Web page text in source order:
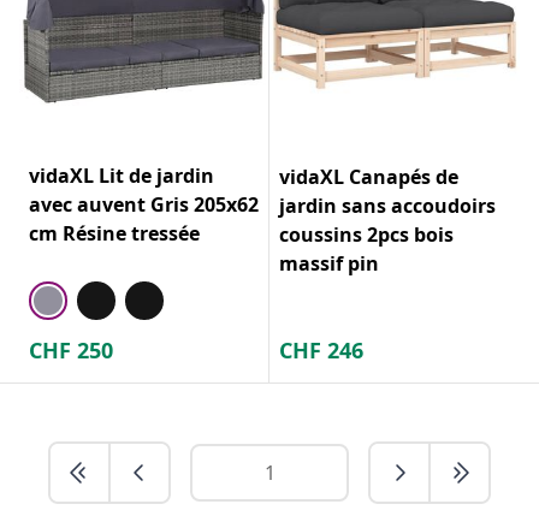
vidaXL Lit de jardin
avec auvent Gris 205x62
cm Résine tressée
CHF 250
vidaXL Canapés de
jardin sans accoudoirs
coussins 2pcs bois
massif pin
CHF 246